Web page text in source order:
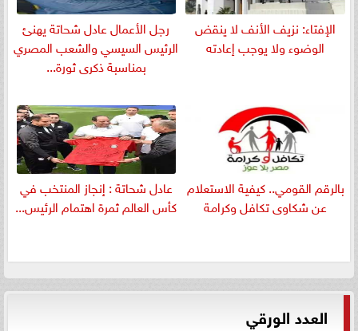
الإفتاء: نزيف الأنف لا ينقض
الوضوء ولا يوجب إعادته
رجل الأعمال عادل شحاتة يهنئ
الرئيس السيسي والشعب المصري
بمناسبة ذكرى ثورة...
بالرقم القومي.. كيفية الاستعلام
عن شكاوى تكافل وكرامة
عادل شحاتة : إنجاز المنتخب في
كأس العالم ثمرة اهتمام الرئيس...
العدد الورقي